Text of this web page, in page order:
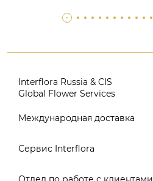
Interflora Russia & CIS
Global Flower Services
Версия для печати
Поиск
Международная доставка
Россия
Сервис Interflora
Заказ и оплата